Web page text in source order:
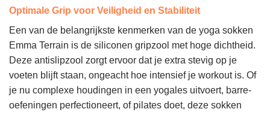
Optimale Grip voor Veiligheid en Stabiliteit
Een van de belangrijkste kenmerken van de yoga sokken
Emma Terrain is de siliconen gripzool met hoge dichtheid.
Deze antislipzool zorgt ervoor dat je extra stevig op je
voeten blijft staan, ongeacht hoe intensief je workout is. Of
je nu complexe houdingen in een yogales uitvoert, barre-
oefeningen perfectioneert, of pilates doet, deze sokken